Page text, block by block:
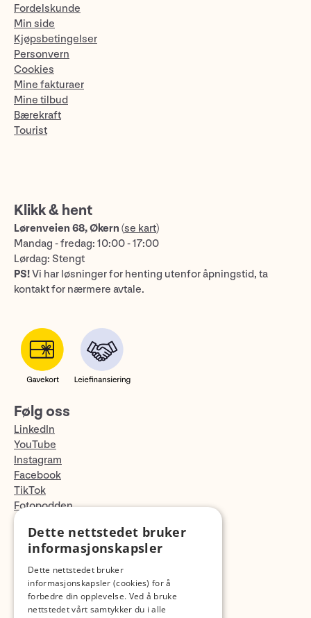
Fordelskunde
Min side
Kjøpsbetingelser
Personvern
Cookies
Mine fakturaer
Mine tilbud
Bærekraft
Tourist
Klikk & hent
Lørenveien 68, Økern (se kart)
Mandag - fredag: 10:00 - 17:00
Lørdag: Stengt
PS!Vi har løsninger for henting utenfor åpningstid, ta
kontakt for nærmere avtale.
Følg oss
LinkedIn
YouTube
Instagram
Facebook
TikTok
Fotopodden
Med forbehold om skrive- og lagerfeil
Dette nettstedet bruker
informasjonskapsler
Dette nettstedet bruker
informasjonskapsler (cookies) for å
forbedre din opplevelse. Ved å bruke
nettstedet vårt samtykker du i alle